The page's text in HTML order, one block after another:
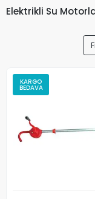
Elektrikli Su
KARGO
BEDAVA